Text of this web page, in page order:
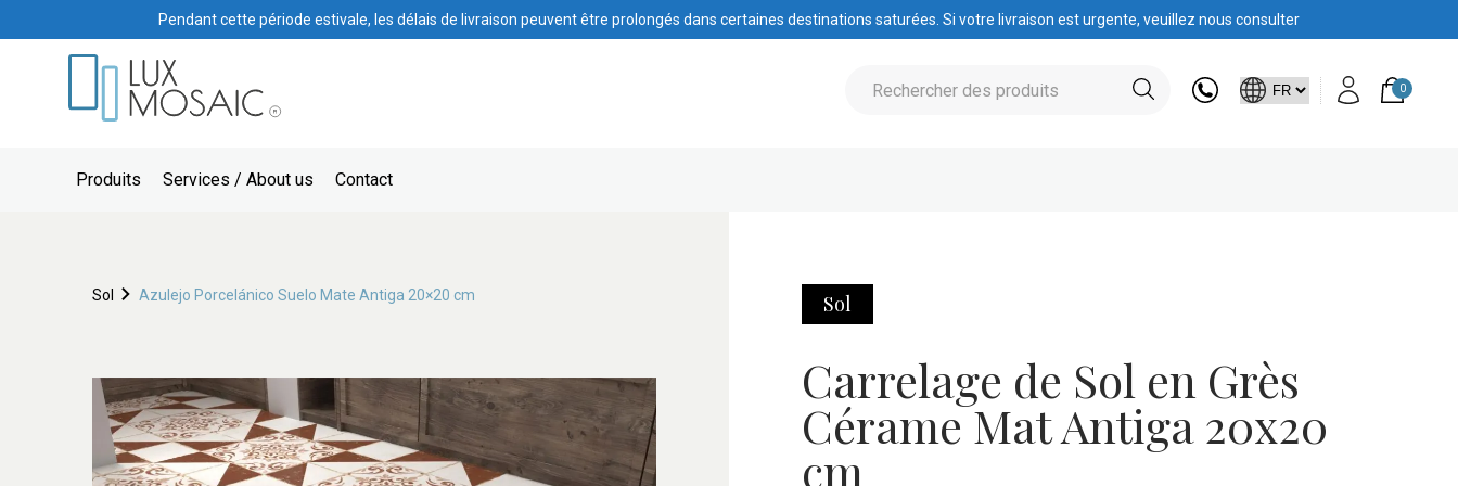
Pendant cette période estivale, les délais de livraison peuvent être prolongés dans certaines destinations saturées. Si votre livraison est urgente, veuillez nous consulter
0
Produits Services / About us Contact
Sol Azulejo Porcelánico Suelo Mate Antiga 20×20 cm Sol
Carrelage de Sol en Grès
Cérame Mat Antiga 20x20
cm